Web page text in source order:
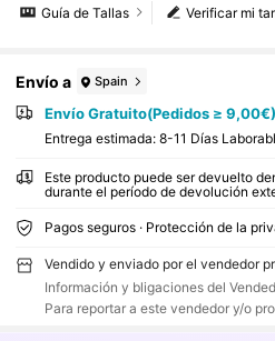
Verificar mi
Guía de Tallas
Envío a Spain
Envío Gratuito(Pedidos ≥ 9,00€)
Entrega estimada: 8-11 Días
Este producto puede ser devuelto
durante el período de devolución
Pagos seguros · Protección de la
Vendido y enviado por el vendedor
Información y bligaciones del
Para reportar a este vendedor y/o